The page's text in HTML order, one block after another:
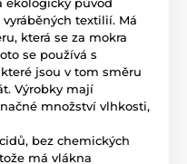
ekologický původ
textilií. Má
která se za mokra
se používá s
jsou v tom směru
Výrobky mají
množství vlhkosti,
bez chemických
má vlákna